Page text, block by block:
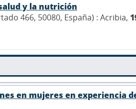
y la nutrición
466, 50080, España) : Acribia,
en mujeres en experiencia